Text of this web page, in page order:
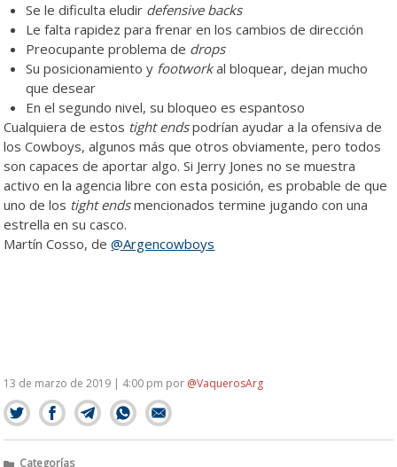
Se le dificulta eludir defensive backs
Le falta rapidez para frenar en los cambios de dirección
Preocupante problema de drops
Su posicionamiento y footworkal bloquear, dejan mucho
que desear
En el segundo nivel, su bloqueo es espantoso
Cualquiera de estos tight endspodrían ayudar a la ofensiva de
los Cowboys, algunos más que otros obviamente, pero todos
son capaces de aportar algo. Si Jerry Jones no se muestra
activo en la agencia libre con esta posición, es probable de que
uno de los tight endsmencionados termine jugando con una
estrella en su casco.
Martín Cosso, de@Argencowboys
13 de marzo de 2019 | 4:00 pm por @VaquerosArg
Categorías